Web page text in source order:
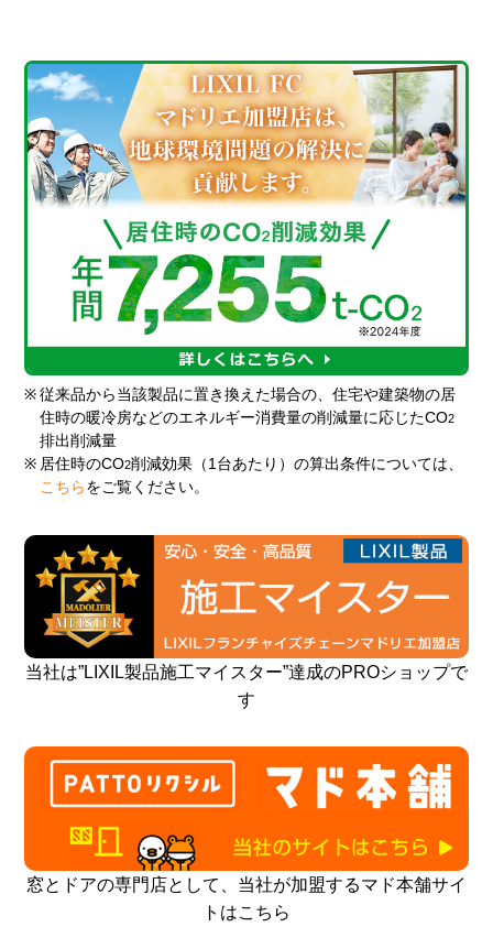
※ 従来品から当該製品に置き換えた場合の、住宅や建築物の居
住時の暖冷房などのエネルギー消費量の削減量に応じたCO2
排出削減量
※ 居住時のCO2削減効果（1台あたり）の算出条件については、
こちら をご覧ください。
当社は”LIXIL製品施工マイスター”達成のPROショップで
す
窓とドアの専門店として、当社が加盟するマド本舗サイ
トはこちら